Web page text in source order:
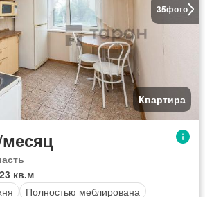
35фото
Квартира
кв.м
Полностью меблирована